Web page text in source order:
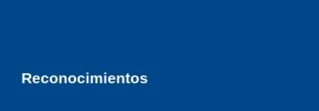
Reconocimientos